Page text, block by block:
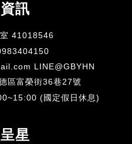
訊
41018546
LINE@GBYHN
區富榮街36巷27號
(國定假日休息)
星